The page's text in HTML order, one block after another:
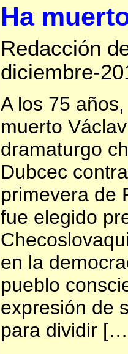
Ha
Redacción
diciembre-
A los 75
muerto
dramaturgo
Dubcec
primevera de
fue elegido
en la
pueblo
expresión de
para dividir